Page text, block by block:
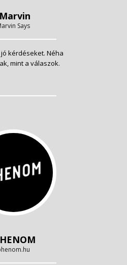
Marvin
Says
kérdéseket. Néha
mint a válaszok.